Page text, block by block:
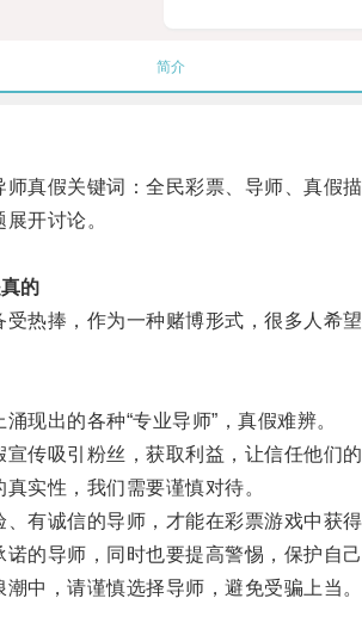
简介
假关键词：全民彩票、导师、真假描
开讨论。
的
捧，作为一种赌博形式，很多人希望
出的各种“专业导师”，真假难辨。
吸引粉丝，获取利益，让信任他们的
实性，我们需要谨慎对待。
诚信的导师，才能在彩票游戏中获得
导师，同时也要提高警惕，保护自己
，请谨慎选择导师，避免受骗上当。